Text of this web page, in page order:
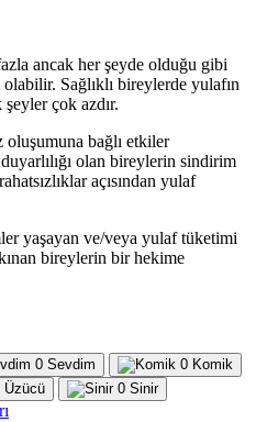
ancak her şeyde olduğu gibi
olabilir. Sağlıklı bireylerde yulafın
çok azdır.
bağlı etkiler
olan bireylerin sindirim
açısından yulaf
yaşayan ve/veya yulaf tüketimi
bireylerin bir hekime
0 Sevdim 0 Komik
Üzücü 0 Sinir